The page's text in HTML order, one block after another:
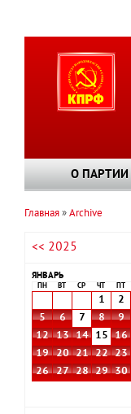
О ПАРТИИ
навигации
Главная Archive
<< 2025
ЯНВАРЬ
ПН ВТ СР ЧТ
1 2
5
6 7 8 9
12
13 14 15 16
19
20 21 22 23
26
27 28 29 30